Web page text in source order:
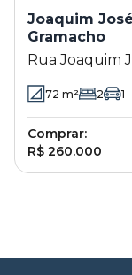
Joaquim
Gramacho
Rua Joaquim
Gramacho -
72 m² 2 1
Comprar:
R$ 260.000